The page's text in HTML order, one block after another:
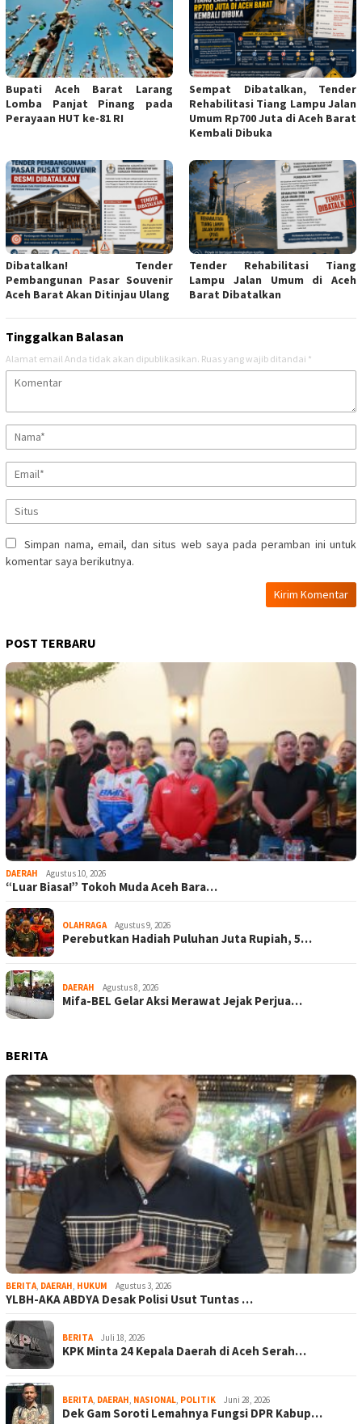
Bupati Aceh Barat Larang
Lomba Panjat Pinang pada
Perayaan HUT ke-81 RI
Sempat Dibatalkan, Tender
Rehabilitasi Tiang Lampu Jalan
Umum Rp700 Juta di Aceh Barat
Kembali Dibuka
Dibatalkan! Tender
Pembangunan Pasar Souvenir
Aceh Barat Akan Ditinjau Ulang
Tender Rehabilitasi Tiang
Lampu Jalan Umum di Aceh
Barat Dibatalkan
Tinggalkan Balasan
Alamat email Anda tidak akan dipublikasikan. Ruas yang wajib ditandai *
Simpan nama, email, dan situs web saya pada peramban ini untuk
komentar saya berikutnya.
POST TERBARU
DAERAH Agustus 10, 2026
“Luar Biasa!” Tokoh Muda Aceh Bara…
OLAHRAGA Agustus 9, 2026
Perebutkan Hadiah Puluhan Juta Rupiah, 5…
DAERAH Agustus 8, 2026
Mifa-BEL Gelar Aksi Merawat Jejak Perjua…
BERITA
BERITA DAERAH HUKUM Agustus 3, 2026
YLBH-AKA ABDYA Desak Polisi Usut Tuntas …
BERITA Juli 18, 2026
KPK Minta 24 Kepala Daerah di Aceh Serah…
BERITA DAERAH NASIONAL POLITIK Juni 28, 2026
Dek Gam Soroti Lemahnya Fungsi DPR Kabup…